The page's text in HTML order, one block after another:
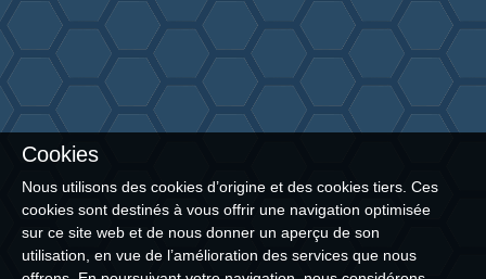
Cookies
Nous utilisons des cookies d’origine et des cookies tiers. Ces
cookies sont destinés à vous offrir une navigation optimisée
sur ce site web et de nous donner un aperçu de son
utilisation, en vue de l’amélioration des services que nous